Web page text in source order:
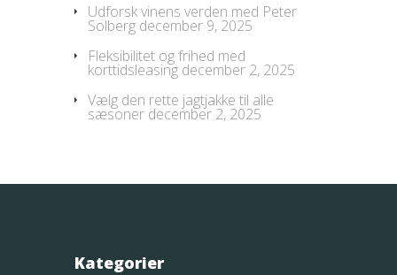
Udforsk vinens verden med Peter
Solberg december 9, 2025
Fleksibilitet og frihed med
korttidsleasing december 2, 2025
Vælg den rette jagtjakke til alle
sæsoner december 2, 2025
Kategorier